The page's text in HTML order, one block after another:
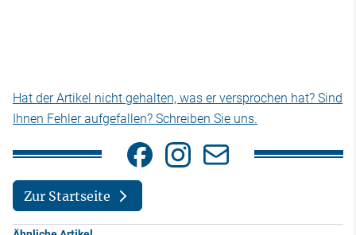
Hat der Artikel nicht gehalten, was er versprochen hat? Sind
Ihnen Fehler aufgefallen? Schreiben Sie uns.
Zur Startseite